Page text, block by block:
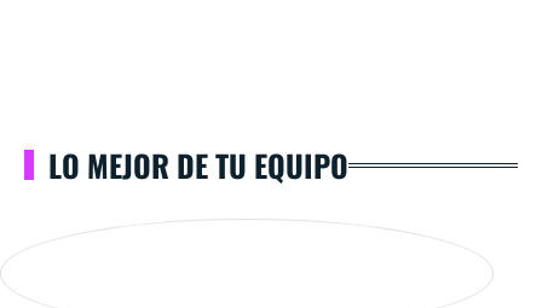
LO MEJOR DE TU EQUIPO